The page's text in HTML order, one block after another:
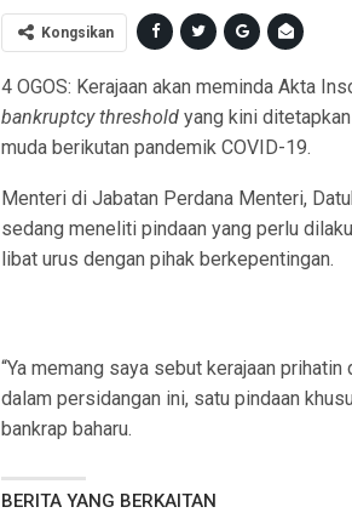
Kongsikan
4 OGOS: Kerajaan akan meminda Akta
bankruptcy threshold yang kini
muda berikutan pandemik COVID-19.
Menteri di Jabatan Perdana Menteri,
sedang meneliti pindaan yang perlu
libat urus dengan pihak berkepentingan.
“Ya memang saya sebut kerajaan
dalam persidangan ini, satu pindaan
bankrap baharu.
BERITA YANG BERKAITAN